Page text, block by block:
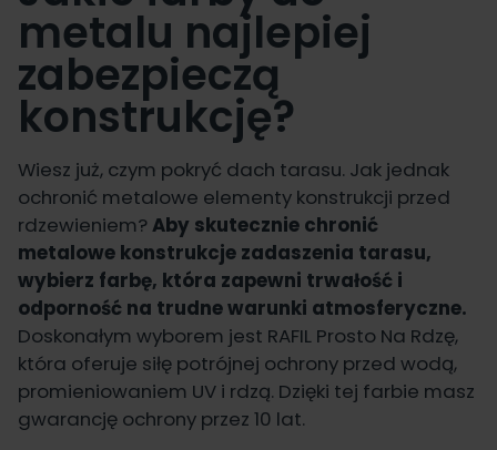
metalu najlepiej
zabezpieczą
konstrukcję?
Wiesz już, czym pokryć dach tarasu. Jak jednak
ochronić metalowe elementy konstrukcji przed
rdzewieniem?Aby skutecznie chronić
metalowe konstrukcje zadaszenia tarasu,
wybierz farbę, która zapewni trwałość i
odporność na trudne warunki atmosferyczne.
Doskonałym wyborem jest RAFIL Prosto Na Rdzę,
która oferuje siłę potrójnej ochrony przed wodą,
promieniowaniem UV i rdzą. Dzięki tej farbie masz
gwarancję ochrony przez 10 lat.